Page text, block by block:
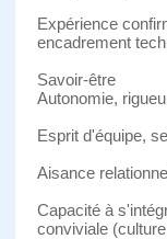
Expérience
encadrement
Savoir-être
Autonomie,
Esprit d'équipe,
Aisance
Capacité à
conviviale